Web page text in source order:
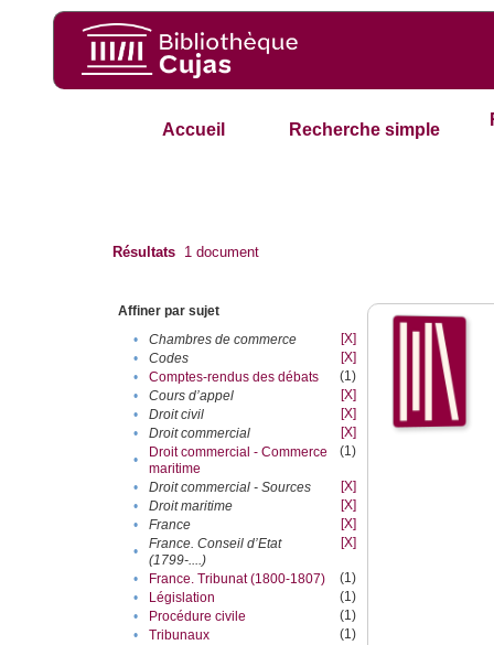
Accueil Recherche simple
Résultats 1 document
Affiner par sujet
•
Chambres de commerce
[X]
•
Codes
[X]
•
Comptes-rendus des débats
(1)
•
Cours d’appel
[X]
•
Droit civil
[X]
•
Droit commercial
[X]
•
Droit commercial - Commerce
maritime
(1)
• Droit commercial - Sources
[X]
•
Droit maritime
[X]
•
France
[X]
•
France. Conseil d’Etat
(1799-....)
[X]
• France. Tribunat (1800-1807)
(1)
•
Législation
(1)
•
Procédure civile
(1)
•
Tribunaux
(1)